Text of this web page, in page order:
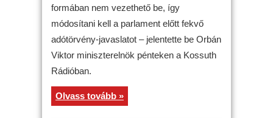
formában nem vezethető be, így
módosítani kell a parlament előtt fekvő
adótörvény-javaslatot – jelentette be Orbán
Viktor miniszterelnök pénteken a Kossuth
Rádióban.
Olvass tovább »